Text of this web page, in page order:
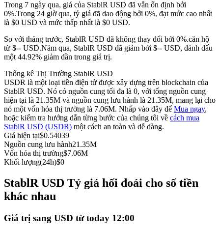
USDC Futures vĩnh cửu
Futures sử dụng USDC làm tài sản thế chấp
Sao chép Giao dịch
Trong 7 ngày qua, giá của StablR USD đã vẫn ổn định bởi
0%.Trong 24 giờ qua, tỷ giá đã dao động bởi 0%, đạt mức cao nhất
là $0 USD và mức thấp nhất là $0 USD.
So với tháng trước, StablR USD đã không thay đổi bởi 0%.căn hộ
từ $-- USD.Năm qua, StablR USD đã giảm bởi $-- USD, đánh dấu
một 44.92% giảm dần trong giá trị.
Thống kê Thị Trường StablR USD
USDR là một loại tiền điện tử được xây dựng trên blockchain của
StablR USD. Nó có nguồn cung tối đa là 0, với tổng nguồn cung
hiện tại là 21.35M và nguồn cung lưu hành là 21.35M, mang lại cho
nó một vốn hóa thị trường là 7.06M. Nhấp vào đây để Mua ngay,
hoặc kiểm tra hướng dẫn từng bước của chúng tôi về cách mua
StablR USD (USDR) một cách an toàn và dễ dàng.
Giá hiện tại$0.54039
Nguồn cung lưu hành21.35M
Vốn hóa thị trường$7.06M
Khối lượng(24h)$0
StablR USD Tỷ giá hối đoái cho số tiền
khác nhau
Giá trị sang USD từ today 12:00